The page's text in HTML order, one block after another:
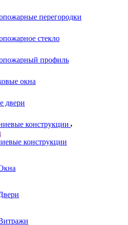
перегородки
стекло
профиль
окна
двери
конструкции
конструкции